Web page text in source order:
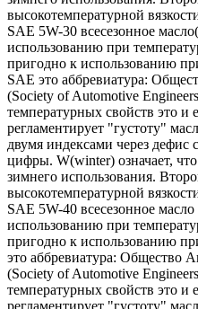
высокотемпературной
SAE 5W-30 всесезонное
использованию при
пригодно к использованию
SAE это аббревиатура:
(Society of Automotive
температурных свойств это и
регламентирует "густоту"
двумя индексами через дефис
цифры. W(winter) означает,
зимнего использования.
высокотемпературной
SAE 5W-40 всесезонное
использованию при
пригодно к использованию
это аббревиатура: Общество
(Society of Automotive
температурных свойств это и
регламентирует "густоту"